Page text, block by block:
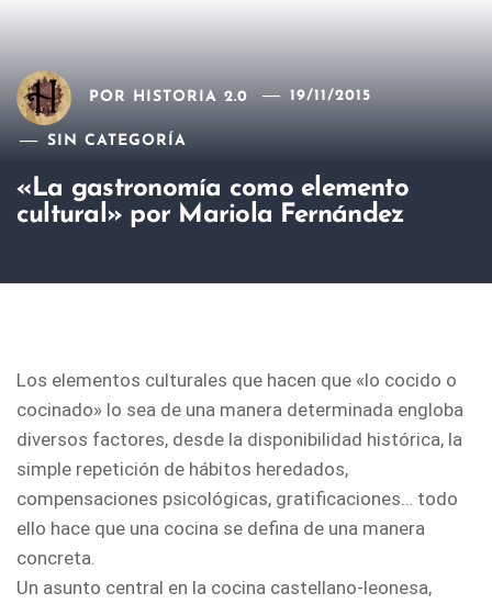
POR HISTORIA 2.0 19/11/2015
SIN CATEGORÍA
«La gastronomía como elemento
cultural» por Mariola Fernández
Los elementos culturales que hacen que «lo cocido o
cocinado» lo sea de una manera determinada engloba
diversos factores, desde la disponibilidad histórica, la
simple repetición de hábitos heredados,
compensaciones psicológicas, gratificaciones… todo
ello hace que una cocina se defina de una manera
concreta.
Un asunto central en la cocina castellano-leonesa,